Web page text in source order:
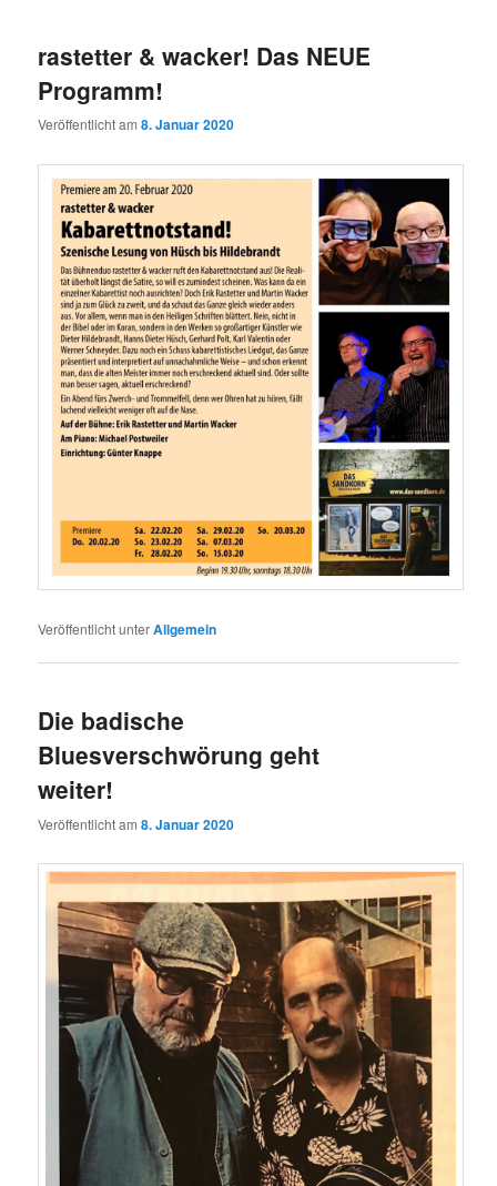
rastetter & wacker! Das NEUE
Programm!
Veröffentlicht am8. Januar 2020
Veröffentlicht unterAllgemein
Die badische
Bluesverschwörung geht
weiter!
Veröffentlicht am8. Januar 2020